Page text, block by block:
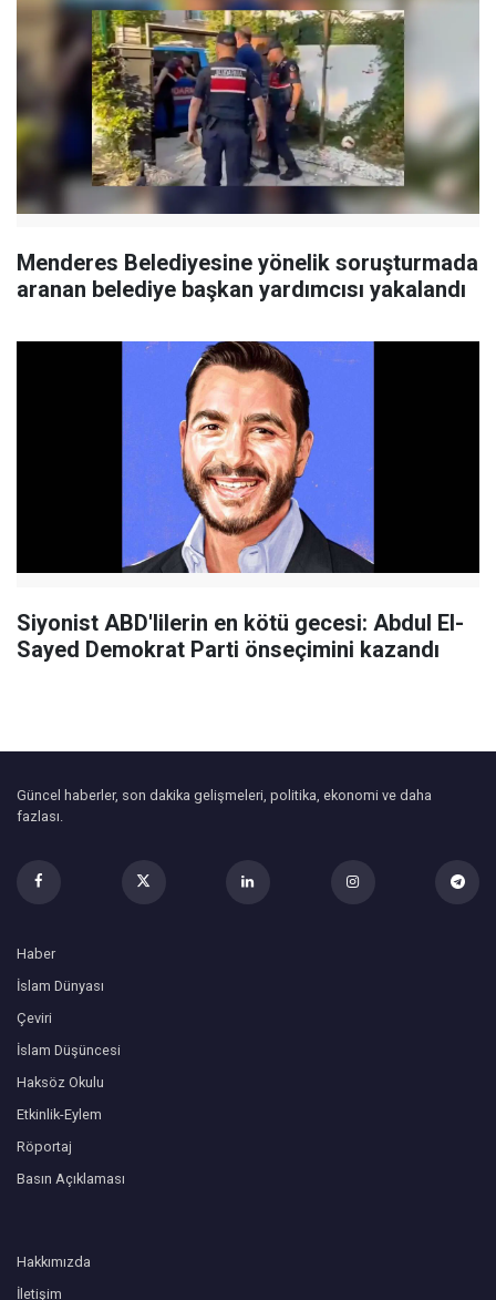
Menderes Belediyesine yönelik soruşturmada
aranan belediye başkan yardımcısı yakalandı
Siyonist ABD'lilerin en kötü gecesi: Abdul El-
Sayed Demokrat Parti önseçimini kazandı
Güncel haberler, son dakika gelişmeleri, politika, ekonomi ve daha
fazlası.
Haber
İslam Dünyası
Çeviri
İslam Düşüncesi
Haksöz Okulu
Etkinlik-Eylem
Röportaj
Basın Açıklaması
Hakkımızda
İletişim